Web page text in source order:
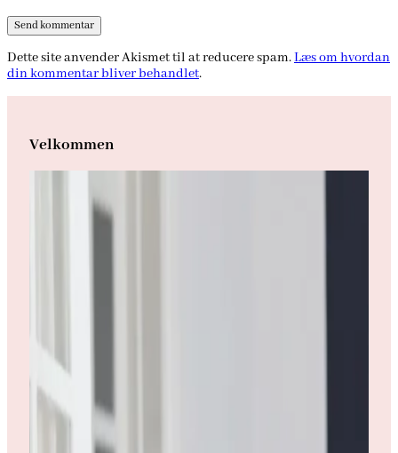
Dette site anvender Akismet til at reducere spam.Læs om hvordan
din kommentar bliver behandlet.
Velkommen